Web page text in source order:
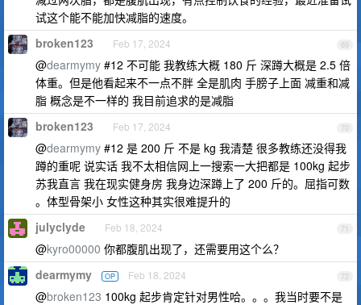
试这个能不能加快减脂的速度。
69
broken123 Feb 17, 2024
@dearmymy #12 不可能 我教练大概 180 斤 深蹲大概是 2.5 倍
体重。但是他看起来不一点不胖 全是肌肉 手膀子上面 减重和减
脂 概念是不一样的 我目前追求的是减脂
70
broken123 Feb 17, 2024
@dearmymy #12 是 200 斤 不是 kg 我清楚 很多教练还没得我
蹲的重呢 说实话 我不太相信网上一搜索一大把都是 100kg 起步
苏我直言 我在现实健身房 我身边深蹲上了 200 斤的。屈指可数
。体型骨架小 女性这种其实很难提升的
71
julyclyde Feb 18, 2024
@kyro00000 你都腹肌出现了，还需要用这个么？
72
dearmymy OP Feb 18, 2024
@broken123 100kg 起步肯定针对男性哈。。。我当时要不是